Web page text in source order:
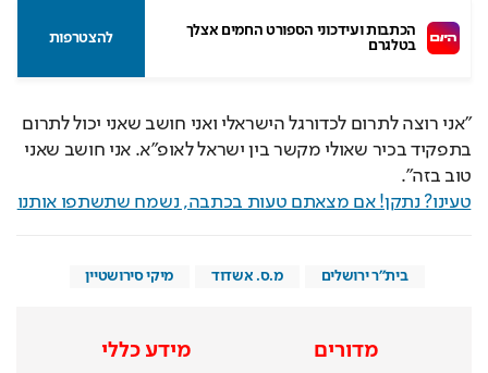
בטלגרם
להצטרפות
"אני רוצה לתרום לכדורגל הישראלי ואני חושב שאני יכול לתרום
בתפקיד בכיר שאולי מקשר בין ישראל לאופ"א. אני חושב שאני
טוב בזה".
טעינו? נתקן! אם מצאתם טעות בכתבה, נשמח שתשתפו אותנו
בית"ר ירושלים מ.ס. אשדוד מיקי סירושטיין
מדורים מידע כללי